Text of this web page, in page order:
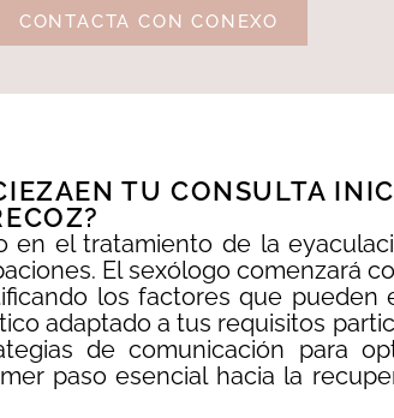
CONTACTA CON CONEXO
TU CONSULTA
el tratamiento de la
El sexólogo comenzará
los factores que pueden
adaptado a tus requisitos
de comunicación para
paso esencial hacia la